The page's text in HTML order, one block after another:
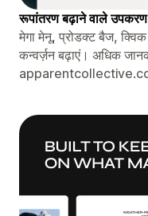
रूपांतरण बढ़ाने वाले उपकरण
मेगा मेनू, प्रोडक्ट बैज,
कन्वर्ज़न बढ़ाएं। अधिक